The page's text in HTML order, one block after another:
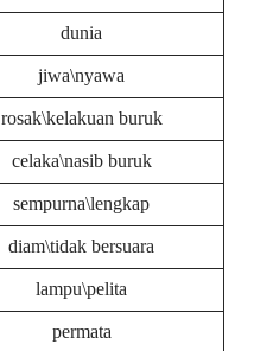
dunia
jiwa\nyawa
rosak\kelakuan buruk
celaka\nasib buruk
sempurna\lengkap
diam\tidak bersuara
lampu\pelita
permata